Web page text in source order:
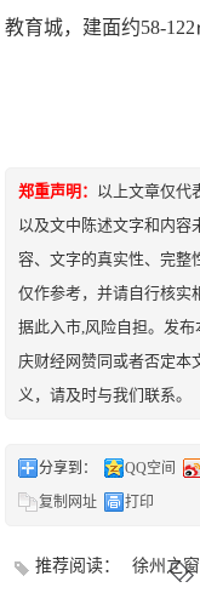
教育城，建面约58-
郑重声明：
以上文章仅代
以及文中陈述文字和内容
容、文字的真实性、完整
仅作参考，并请自行核实
据此入市,风险自担。发
庆财经网赞同或者否定本
义，请及时与我们联系。
分享到： QQ空间
复制网址
打印
推荐阅读： 徐州之窗